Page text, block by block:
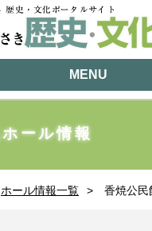
MENU
ール情報
ホール情報一覧 香焼公民